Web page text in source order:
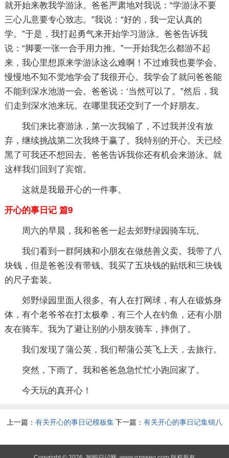
就开始来教我学游泳。爸爸严肃地对我说：“学游泳不要
三心儿意要专心致志。”我说：“好的，我一定认真的
学。”于是，我打起勇气来开始学习游泳。爸爸告诉我
说：“脚要一张一合手用力推。”一开始我怎么都游不起
来，我心里想原来学游泳这么难啊！不过难我也要学会。
慢慢地不知不觉地学会了我很开心。我学会了就问爸爸能
不能到深水池游一会。爸爸说：‘当然可以了。”然后，我
们走到深水池来玩。在哪里我还交到了一个好朋友。
我们来比赛游泳，第一次我输了，不过我并没有放
弃，继续挑战第二次我终于赢了。我特别的开心。天已经
黑了可我还不想回去。爸爸告诉我你还有机会来游泳。就
这样我们回到了宾馆。
这就是我最开心的一件事。
开心的事日记 篇9
周六的早晨，我和爸爸一起去郊野绿园骑车玩。
我们看到一群阿姨和小朋友在做慈善义卖。我带了八
块钱，但是爸爸没有带钱。我买了五块钱的贴纸和三块钱
的尺子套装。
郊野绿园里面人很多。有人在打网球，有人在锻炼身
体，有个老爷爷在打太极拳，有三个人在钓鱼，还有小朋
友在骑车。我为了避让别的小朋友骑车，摔倒了。
我们发现了蒲公英，我们帮蒲公英飞上天，去旅行。
突然，下雨了。我和爸爸急急忙忙小跑回家了。
今天玩的真开心！
上一篇：有关开心的事日记模板集下一篇： 有关开心的事日记集锦八